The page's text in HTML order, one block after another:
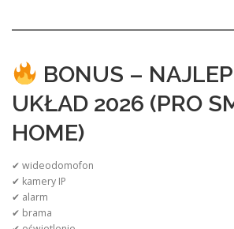
BONUS –
UKŁAD 2026 (PRO
HOME)
✔ wideodomofon
✔ kamery IP
✔ alarm
✔ brama